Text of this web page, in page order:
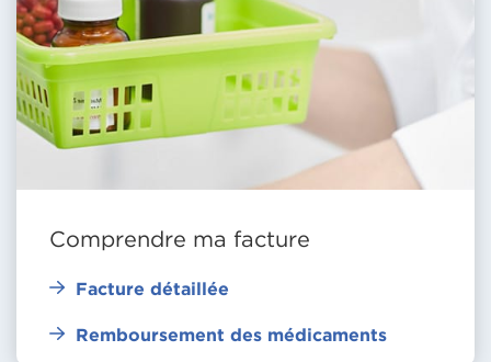
Comprendre ma facture
Facture détaillée
Remboursement des médicaments